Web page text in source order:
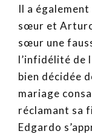
Il a
sœur et
sœur une
l’infidélité de
bien décidée
mariage
réclamant sa
Edgardo